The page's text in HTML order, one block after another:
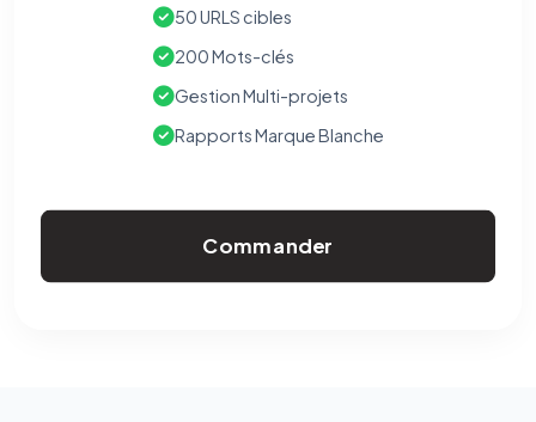
50 URLS cibles
200 Mots-clés
Gestion Multi-projets
Rapports Marque Blanche
Commander